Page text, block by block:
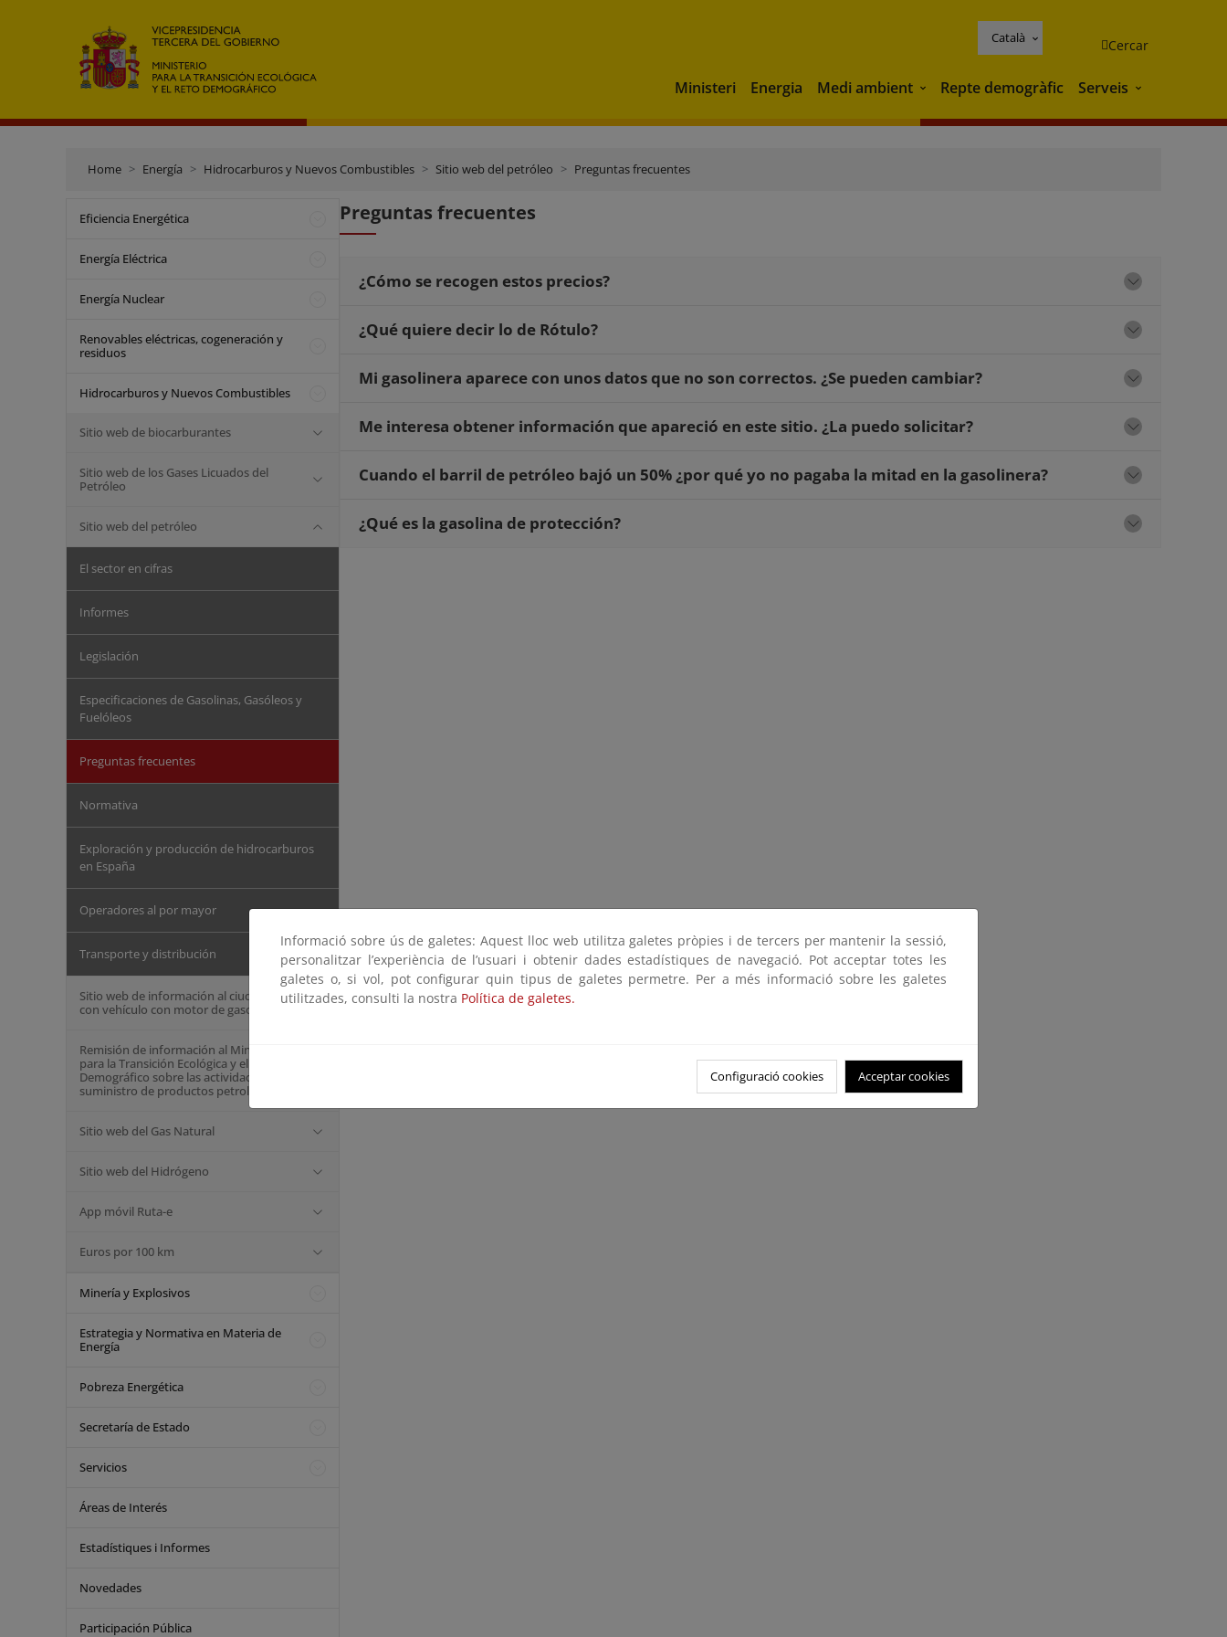
Català Cercar
Ministeri Energia Medi ambient Medi ambient
Repte demogràfic Serveis Serveis
Home Energía Hidrocarburos y Nuevos Combustibles Sitio web del petróleo Preguntas frecuentes
Eficiencia Energética
Energía Eléctrica
Energía Nuclear
Renovables eléctricas, cogeneración y
residuos
Hidrocarburos y Nuevos Combustibles
Sitio web de biocarburantes
Sitio web de los Gases Licuados del
Petróleo
Sitio web del petróleo
El sector en cifras
Informes
Legislación
Especificaciones de Gasolinas, Gasóleos y
Fuelóleos
Preguntas frecuentes
Normativa
Exploración y producción de hidrocarburos
en España
Operadores al por mayor
Transporte y distribución
Sitio web de información al ciudadano
con vehículo con motor de gasolina
Remisión de información al Ministerio
para la Transición Ecológica y el Reto
Demográfico sobre las actividades de
suministro de productos petrolíferos
Sitio web del Gas Natural
Sitio web del Hidrógeno
App móvil Ruta-e
Euros por 100 km
Minería y Explosivos
Estrategia y Normativa en Materia de
Energía
Pobreza Energética
Secretaría de Estado
Servicios
Áreas de Interés
Estadístiques i Informes
Novedades
Participación Pública
Preguntas frecuentes
¿Cómo se recogen estos precios?
¿Qué quiere decir lo de Rótulo?
Mi gasolinera aparece con unos datos que no son correctos. ¿Se pueden cambiar?
Me interesa obtener información que apareció en este sitio. ¿La puedo solicitar?
Cuando el barril de petróleo bajó un 50% ¿por qué yo no pagaba la mitad en la gasolinera?
¿Qué es la gasolina de protección?
Informació sobre ús de galetes: Aquest lloc web utilitza galetes pròpies i de tercers per mantenir la sessió,
personalitzar l’experiència de l’usuari i obtenir dades estadístiques de navegació. Pot acceptar totes les
galetes o, si vol, pot configurar quin tipus de galetes permetre. Per a més informació sobre les galetes
utilitzades, consulti la nostra Política de galetes.
Configuració cookies Acceptar cookies